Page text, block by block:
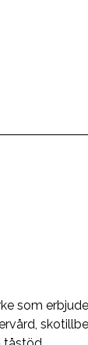
som